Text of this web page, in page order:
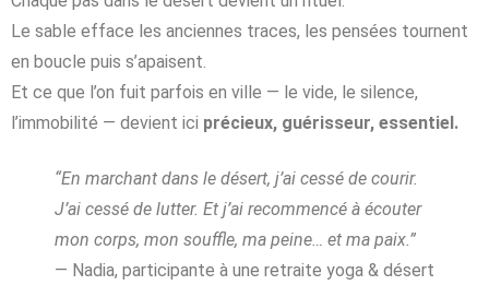
Le sable efface les anciennes traces, les pensées tournent
en boucle puis s’apaisent.
Et ce que l’on fuit parfois en ville — le vide, le silence,
l’immobilité — devient ici précieux, guérisseur, essentiel.
“En marchant dans le désert, j’ai cessé de courir.
J’ai cessé de lutter. Et j’ai recommencé à écouter
mon corps, mon souffle, ma peine… et ma paix.”
— Nadia, participante à une retraite yoga & désert